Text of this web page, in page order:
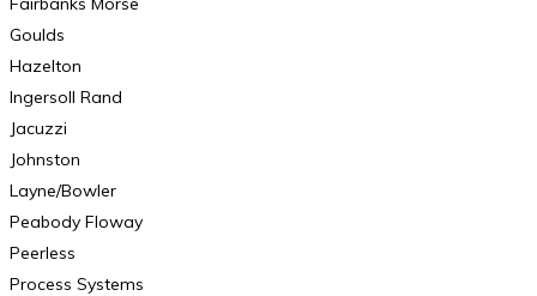
Goulds
Hazelton
Ingersoll Rand
Jacuzzi
Johnston
Layne/Bowler
Peabody Floway
Peerless
Process Systems